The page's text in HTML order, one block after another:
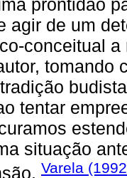
agir de um
conceitual
tomando
tentar
situação
Varela (1992